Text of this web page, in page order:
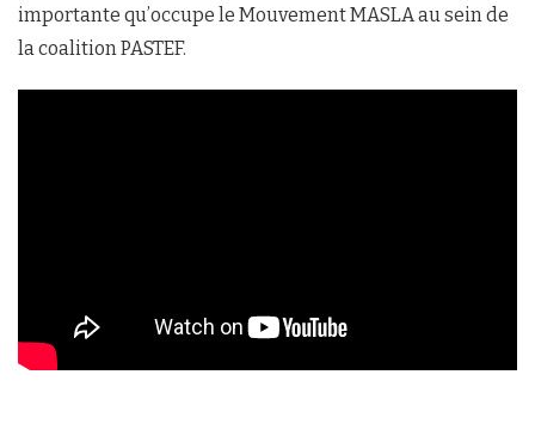
importante qu’occupe le Mouvement MASLA au sein de
la coalition PASTEF.